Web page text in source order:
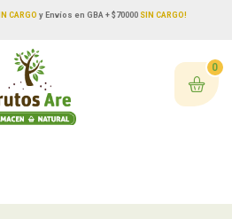
CARGO y Envíos en GBA + $70000 SIN CARGO!
0